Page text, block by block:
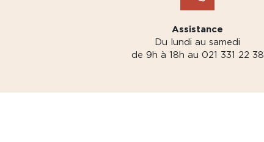
Assistance
Du lundi au samedi
de 9h à 18h au 021 331 22 38